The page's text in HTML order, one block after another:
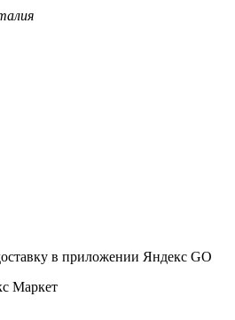
в приложении Яндекс GO
Маркет